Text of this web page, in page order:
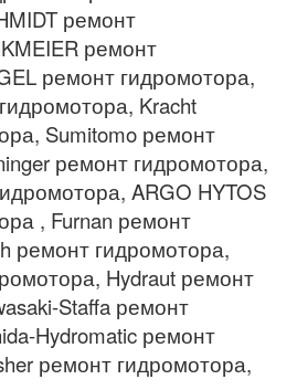
ремонт
ремонт
ремонт гидромотора,
Kracht
Sumitomo ремонт
ремонт гидромотора,
ARGO HYTOS
, Furnan ремонт
ремонт гидромотора,
Hydraut ремонт
Staffa ремонт
Hydromatic ремонт
ремонт гидромотора,